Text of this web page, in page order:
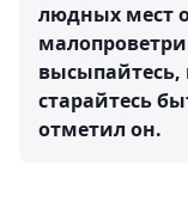
людных мест
высыпайтесь,
старайтесь
отметил он.